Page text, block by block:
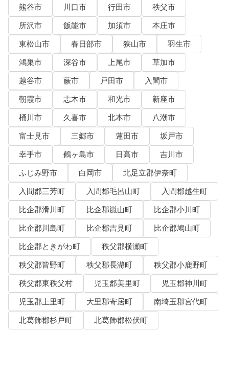
熊谷市
川口市 行田市
秩父市
所沢市
飯能市 加須市
本庄市
東松山市
春日部市 狭山市
羽生市
鴻巣市
深谷市 上尾市
草加市
越谷市
蕨市 戸田市
入間市
朝霞市
志木市 和光市
新座市
桶川市
久喜市 北本市
八潮市
富士見市
三郷市 蓮田市
坂戸市
幸手市
鶴ヶ島市 日高市
吉川市
ふじみ野市
白岡市
北足立郡伊奈町
入間郡三芳町
入間郡毛呂山町
入間郡越生町
比企郡滑川町
比企郡嵐山町
比企郡小川町
比企郡川島町
比企郡吉見町
比企郡鳩山町
比企郡ときがわ町
秩父郡横瀬町
秩父郡皆野町
秩父郡長瀞町
秩父郡小鹿野町
秩父郡東秩父村
児玉郡美里町
児玉郡神川町
児玉郡上里町
大里郡寄居町
南埼玉郡宮代町
北葛飾郡杉戸町
北葛飾郡松伏町